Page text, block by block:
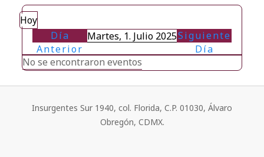
Hoy
Día
Anterior
Martes, 1. Julio 2025Siguiente
Día
No se encontraron eventos
Insurgentes Sur 1940, col. Florida, C.P. 01030, Álvaro
Obregón, CDMX.